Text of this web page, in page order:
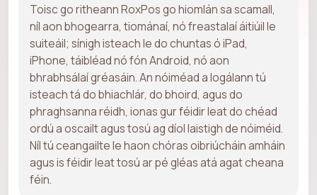
Toisc go ritheann RoxPos go hiomlán sa scamall,
níl aon bhogearra, tiománaí, nó freastalaí áitiúil le
suiteáil; sínigh isteach le do chuntas ó iPad,
iPhone, táibléad nó fón Android, nó aon
bhrabhsálaí gréasáin. An nóiméad a logálann tú
isteach tá do bhiachlár, do bhoird, agus do
phraghsanna réidh, ionas gur féidir leat do chéad
ordú a oscailt agus tosú ag díol laistigh de nóiméid.
Níl tú ceangailte le haon chóras oibriúcháin amháin
agus is féidir leat tosú ar pé gléas atá agat cheana
féin.